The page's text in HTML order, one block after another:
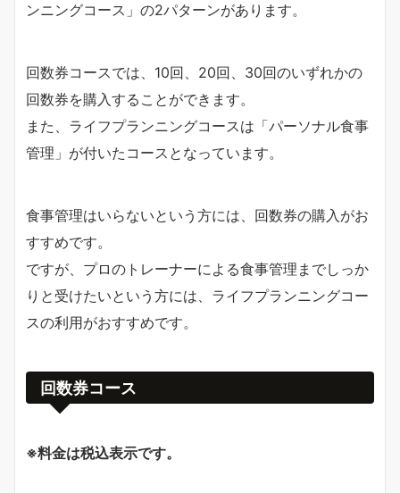
ンニングコース」の2パターンがあります。
回数券コースでは、10回、20回、30回のいずれかの
回数券を購入することができます。
また、ライフプランニングコースは「パーソナル食事
管理」が付いたコースとなっています。
食事管理はいらないという方には、回数券の購入がお
すすめです。
ですが、プロのトレーナーによる食事管理までしっか
りと受けたいという方には、ライフプランニングコー
スの利用がおすすめです。
回数券コース
※料金は税込表示です。